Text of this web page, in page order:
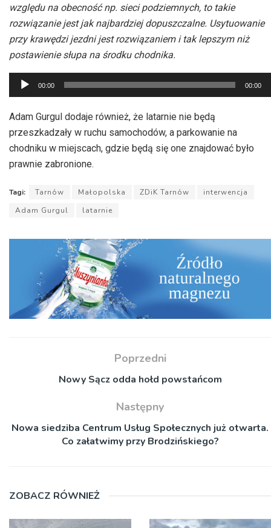
względu na obecność np. sieci podziemnych, to takie
rozwiązanie jest jak najbardziej dopuszczalne. Usytuowanie
przy krawędzi jezdni jest rozwiązaniem i tak lepszym niż
postawienie słupa na środku chodnika.
Odtwarzacz
plików
dźwiękowych
00:00 00:00
Adam Gurgul dodaje również, że latarnie nie będą
przeszkadzały w ruchu samochodów, a parkowanie na
chodniku w miejscach, gdzie będą się one znajdować było
prawnie zabronione.
Tagi: Tarnów Małopolska ZDiK Tarnów
interwencja
Adam Gurgul
latarnie
Poprzedni
Nowy Sącz odda hołd powstańcom
Następny
Nowa siedziba Centrum Usług Społecznych już otwarta.
Co załatwimy przy Brodzińskiego?
ZOBACZ RÓWNIEŻ